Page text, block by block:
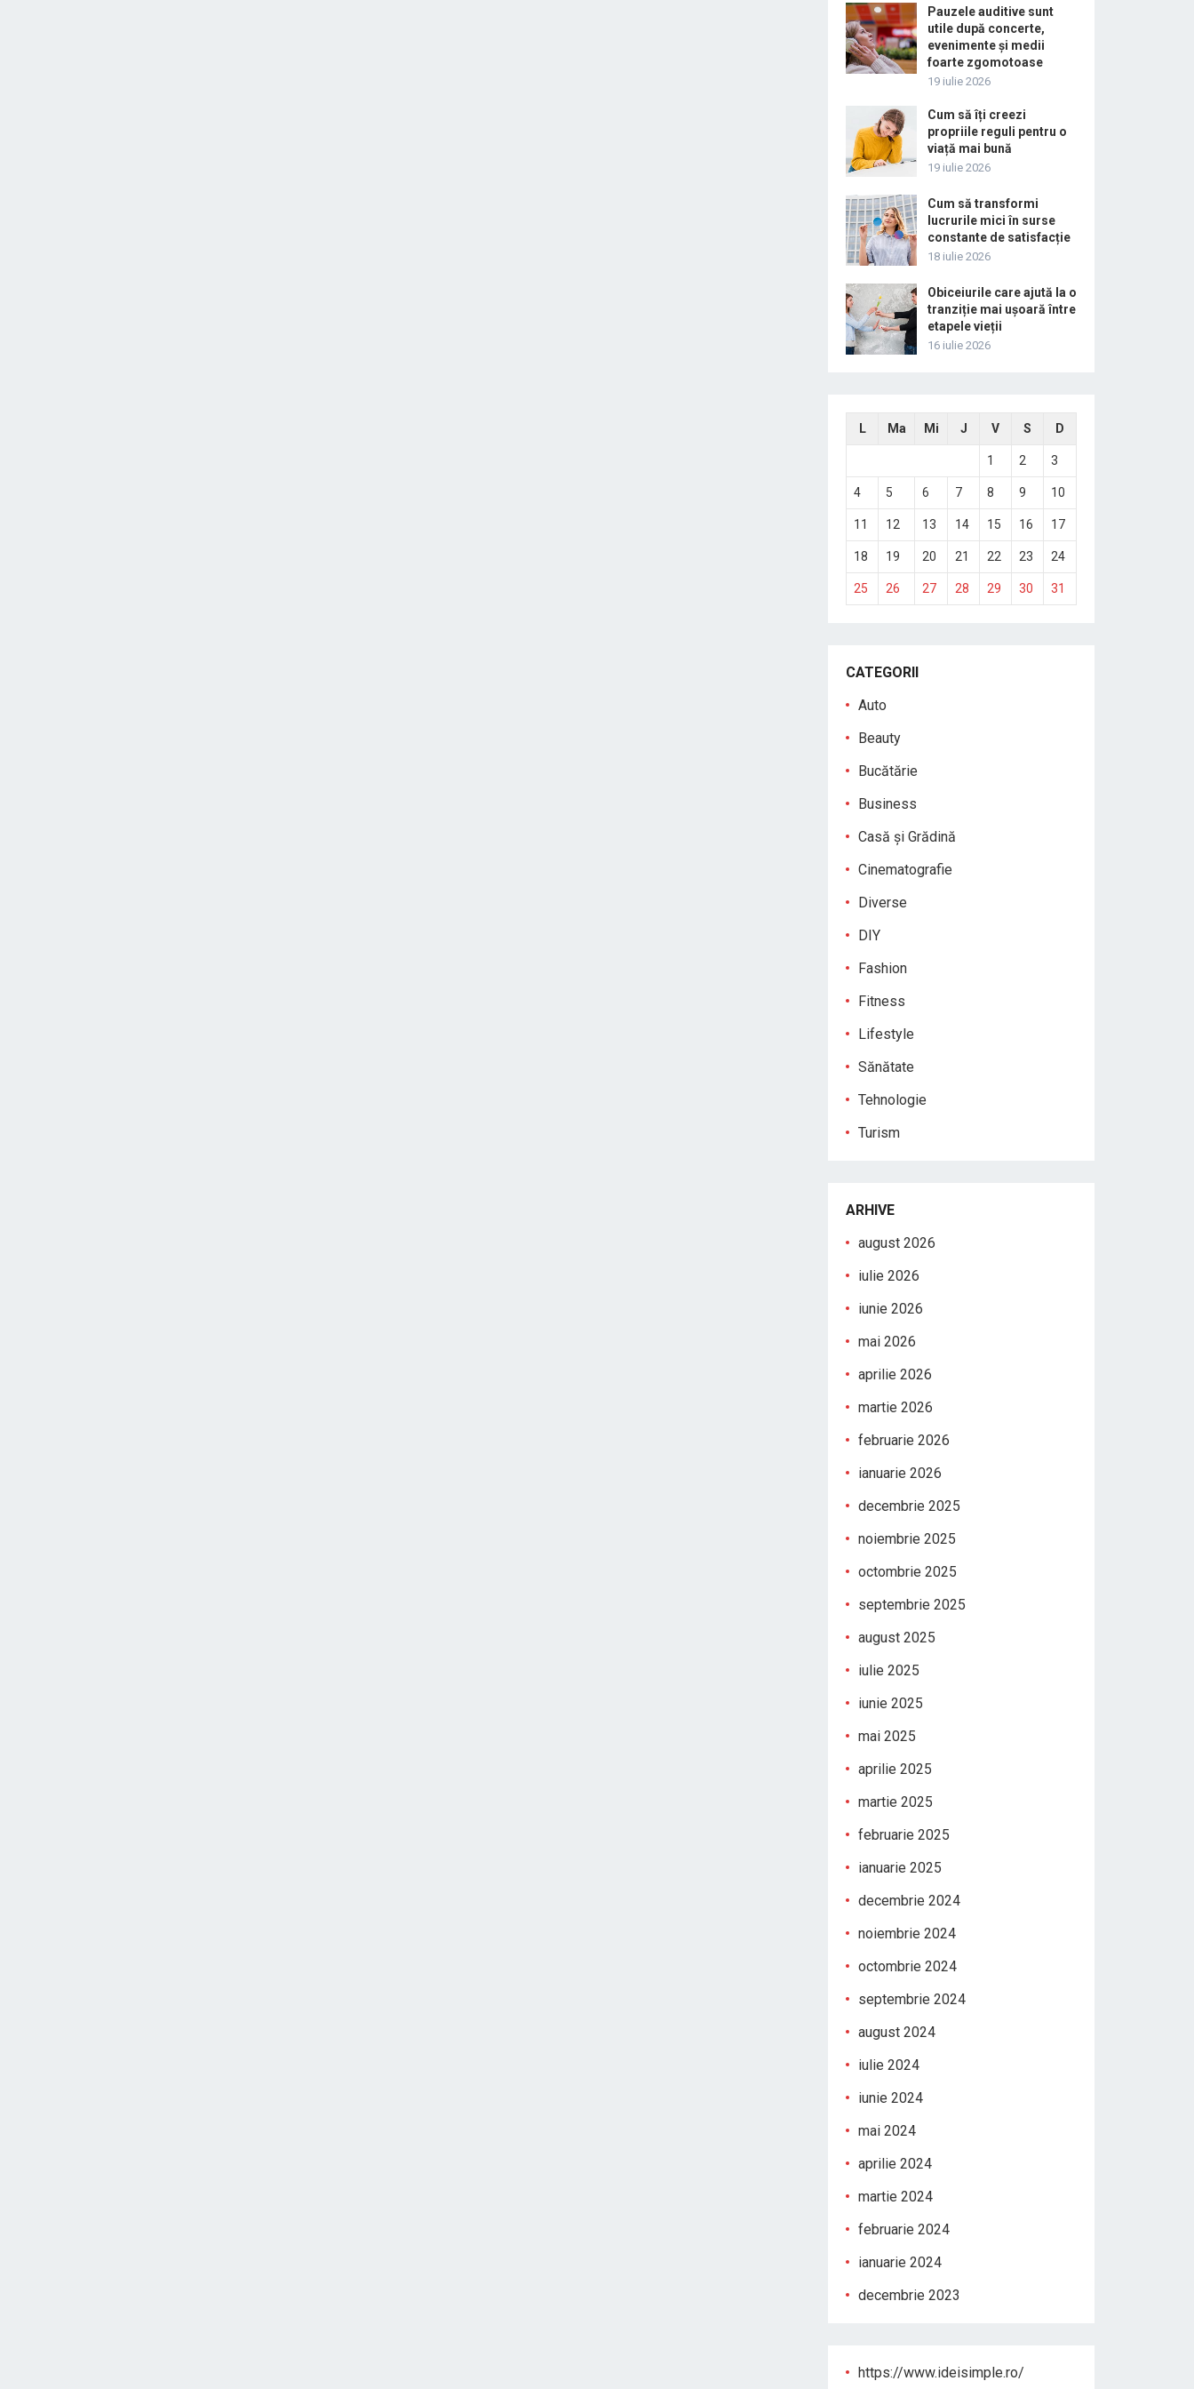
Pauzele auditive sunt
utile după concerte,
evenimente și medii
foarte zgomotoase
19 iulie 2026
Cum să îți creezi
propriile reguli pentru o
viață mai bună
19 iulie 2026
Cum să transformi
lucrurile mici în surse
constante de satisfacție
18 iulie 2026
Obiceiurile care ajută la o
tranziție mai ușoară între
etapele vieții
16 iulie 2026
L Ma Mi J V S D
1 2 3
4 5 6 7 8 9 10
11 12 13 14 15 16 17
18 19 20 21 22 23 24
25 26 27 28 29 30 31
CATEGORII
Auto
Beauty
Bucătărie
Business
Casă și Grădină
Cinematografie
Diverse
DIY
Fashion
Fitness
Lifestyle
Sănătate
Tehnologie
Turism
ARHIVE
august 2026
iulie 2026
iunie 2026
mai 2026
aprilie 2026
martie 2026
februarie 2026
ianuarie 2026
decembrie 2025
noiembrie 2025
octombrie 2025
septembrie 2025
august 2025
iulie 2025
iunie 2025
mai 2025
aprilie 2025
martie 2025
februarie 2025
ianuarie 2025
decembrie 2024
noiembrie 2024
octombrie 2024
septembrie 2024
august 2024
iulie 2024
iunie 2024
mai 2024
aprilie 2024
martie 2024
februarie 2024
ianuarie 2024
decembrie 2023
https://www.ideisimple.ro/